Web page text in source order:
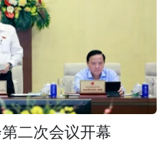
二次会议开幕